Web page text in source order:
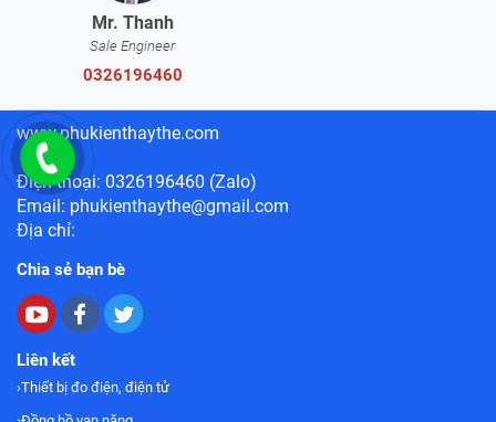
Mr. Thanh
Sale Engineer
0326196460
www.phukienthaythe.com
Điện thoại: 0326196460 (Zalo)
Email: phukienthaythe@gmail.com
Địa chỉ:
Chia sẻ bạn bè
Liên kết
Thiết bị đo điện, điện tử